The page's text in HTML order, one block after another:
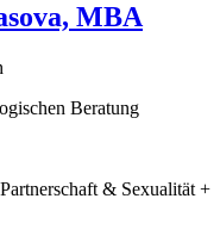
MBA
Beratung
Partnerschaft & Sexualität +